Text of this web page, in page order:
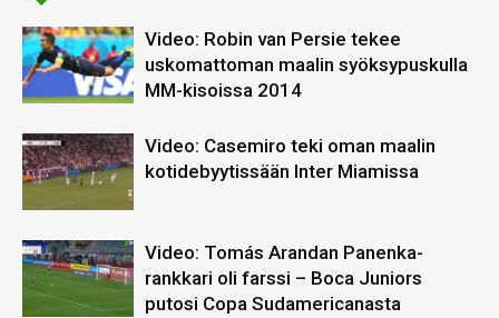
Video: Robin van Persie tekee
uskomattoman maalin syöksypuskulla
MM-kisoissa 2014
Video: Casemiro teki oman maalin
kotidebyytissään Inter Miamissa
Video: Tomás Arandan Panenka-
rankkari oli farssi – Boca Juniors
putosi Copa Sudamericanasta